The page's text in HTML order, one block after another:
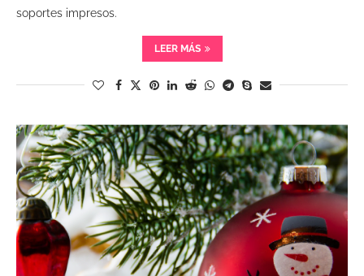
soportes impresos.
LEER MÁS